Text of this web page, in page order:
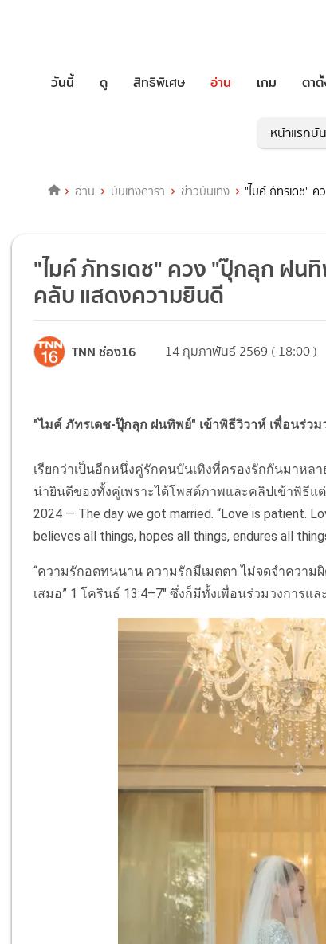
วันนี้ ดู สิทธิพิเศษ อ่าน เกม ตา
หน้าแรกบั
อ่าน บันเทิงดารา ข่าวบันเทิง "ไมค์ ภัทรเดช"
"ไมค์ ภัทรเดช" ควง "ปุ๊กลุก ฝน
คลับ แสดงความยินดี
TNN ช่อง16 14 กุมภาพันธ์ 2569 ( 18:00 )
"ไมค์ ภัทรเดช-ปุ๊กลุก ฝนทิพย์" เข้าพิธีวิวาห์ เพื่อนร่ว
เรียกว่าเป็นอีกหนึ่งคู่รักคนบันเทิงที่ครองรักกันมาหล
น่ายินดีของทั้งคู่เพราะได้โพสต์ภาพและคลิปเข้าพิธีแ
2024 — The day we got married. “Love is patient.
believes all things, hopes all things, endures all
“ความรักอดทนนาน ความรักมีเมตตา ไม่จดจำความ
เสมอ” 1 โครินธ์ 13:4–7" ซึ่งก็มีทั้งเพื่อนร่วมวงการ